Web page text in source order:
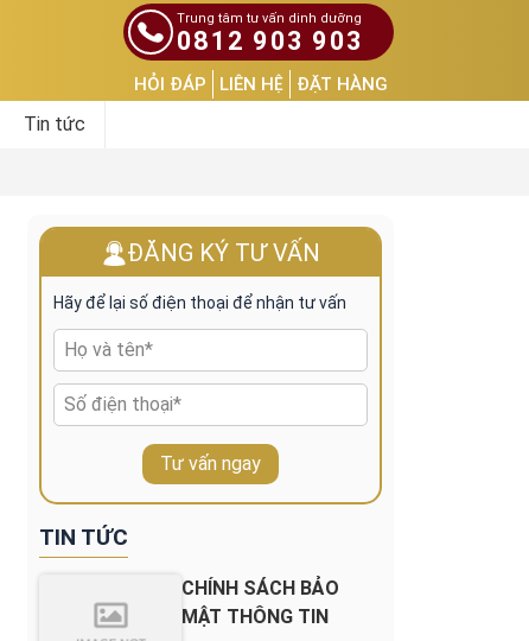
Trung tâm tư vấn dinh dưỡng
0812 903 903
HỎI ĐÁP LIÊN HỆ ĐẶT HÀNG
Tin tức
ĐĂNG KÝ TƯ VẤN
Hãy để lại số điện thoại để nhận tư vấn
Tư vấn ngay
TIN TỨC
CHÍNH SÁCH BẢO
MẬT THÔNG TIN